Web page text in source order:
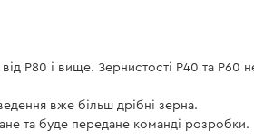
P80 і вище. Зернистості P40 та
вже більш дрібні зерна.
та буде передане команді розробки.